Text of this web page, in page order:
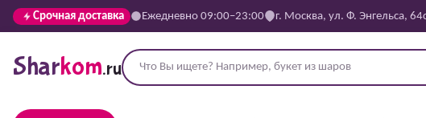
Срочная доставка Ежедневно 09:00–23:00 г. Москва, ул. Ф. Энгельса,
Sharkom.ru